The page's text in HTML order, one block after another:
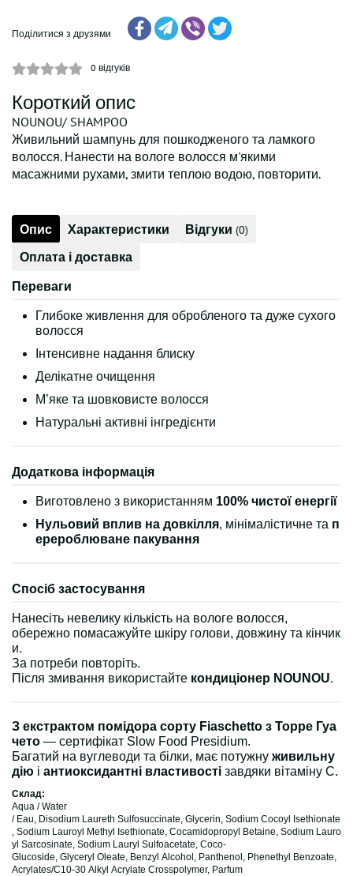
Поділитися з друзями
0 відгуків
Короткий опис
NOUNOU/ SHAMPOO
Живильний шампунь для пошкодженого та ламкого
волосся. Нанести на вологе волосся м'якими
масажними рухами, змити теплою водою, повторити.
Опис Характеристики Відгуки (0)
Оплата і доставка
Переваги
Глибоке живлення для обробленого та дуже сухого
волосся
Інтенсивне надання блиску
Делікатне очищення
М’яке та шовковисте волосся
Натуральні активні інгредієнти
Додаткова інформація
Виготовлено з використанням 100% чистої енергії
Нульовий вплив на довкілля, мінімалістичне та п
ерероблюване пакування
Спосіб застосування
Нанесіть невелику кількість на вологе волосся,
обережно помасажуйте шкіру голови, довжину та кінчик
и.
За потреби повторіть.
Після змивання використайте кондиціонер NOUNOU.
З екстрактом помідора сорту Fiaschetto з Торре Гуа
чето — сертифікат Slow Food Presidium.
Багатий на вуглеводи та білки, має потужну живильну
дію і антиоксидантні властивості завдяки вітаміну C.
Склад:
Aqua / Water
/ Eau, Disodium Laureth Sulfosuccinate, Glycerin, Sodium Cocoyl Isethionate
, Sodium Lauroyl Methyl Isethionate, Cocamidopropyl Betaine, Sodium Lauro
yl Sarcosinate, Sodium Lauryl Sulfoacetate, Coco-
Glucoside, Glyceryl Oleate, Benzyl Alcohol, Panthenol, Phenethyl Benzoate,
Acrylates/C10-30 Alkyl Acrylate Crosspolymer, Parfum